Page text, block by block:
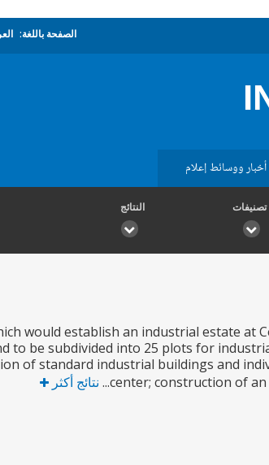
الصفحة باللغة:
أخبار ووسائط إعلام
تصنيفات النتائج
would establish an industrial estate at
to be subdivided into 25 plots for
of standard industrial buildings and
center; construction of
نتائج أكثر